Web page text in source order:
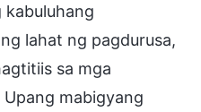
lahat ng pagdurusa,
sa mga
mabigyang